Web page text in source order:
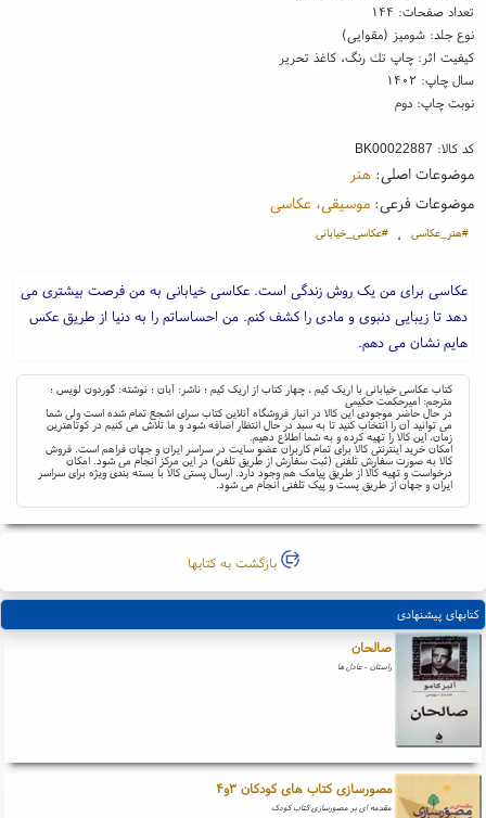
تعداد صفحات: ۱۴۴
نوع جلد: شومیز (مقوایی)
کیفیت اثر: چاپ تك رنگ، کاغذ تحریر
سال چاپ: ۱۴۰۲
نوبت چاپ: دوم
کد کالا: BK00022887
موضوعات اصلی:هنر
موضوعات فرعی:موسیقی، عکاسی
#هنر_عکاسی ، #عکاسی_خیابانی
عکاسی برای من یک روش زندگی است. عکاسی خیابانی به من فرصت بیشتری می
دهد تا زیبایی دنبوی و مادی را کشف کنم. من احساساتم را به دنیا از طریق عکس
هایم نشان می دهم.
کتاب عکاسی خیابانی با اریک کیم ، چهار کتاب از اریک کیم ؛ ناشر: آبان ؛ نوشته: گوردون لویس ؛
مترجم: امیرحکمت حکیمی
در حال حاضر موجودی این کالا در انبار فروشگاه آنلاین کتاب سرای اشجع تمام شده است ولی شما
می توانید آن را انتخاب کنید تا به سبد در حال انتظار اضافه شود و ما تلاش می کنیم در کوتاهترین
زمان، این کالا را تهیه کرده و به شما اطلاع دهیم.
امکان خرید اینترنتی کالا برای تمام کاربران عضو سایت در سراسر ایران و جهان فراهم است. فروش
کالا به صورت سفارش تلفنی (ثبت سفارش از طریق تلفن) در این مرکز انجام می شود. امکان
درخواست و تهیه کالا از طریق پیامک هم وجود دارد. ارسال پستی کالا با بسته بندی ویژه برای سراسر
ایران و جهان از طریق پست و پیک تلفنی انجام می شود.
بازگشت به کتابها
کتابهای پیشنهادی
صالحان
راستان - عادل ها
مصورسازی کتاب های کودکان ۳و۴
مقدمه ای بر مصورسازی کتاب کودک